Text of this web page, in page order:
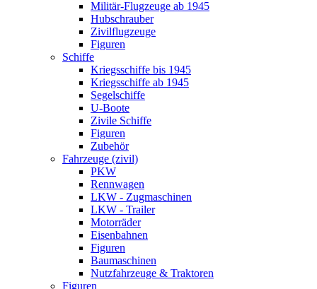
Militär-Flugzeuge ab 1945
Hubschrauber
Zivilflugzeuge
Figuren
Schiffe
Kriegsschiffe bis 1945
Kriegsschiffe ab 1945
Segelschiffe
U-Boote
Zivile Schiffe
Figuren
Zubehör
Fahrzeuge (zivil)
PKW
Rennwagen
LKW - Zugmaschinen
LKW - Trailer
Motorräder
Eisenbahnen
Figuren
Baumaschinen
Nutzfahrzeuge & Traktoren
Figuren